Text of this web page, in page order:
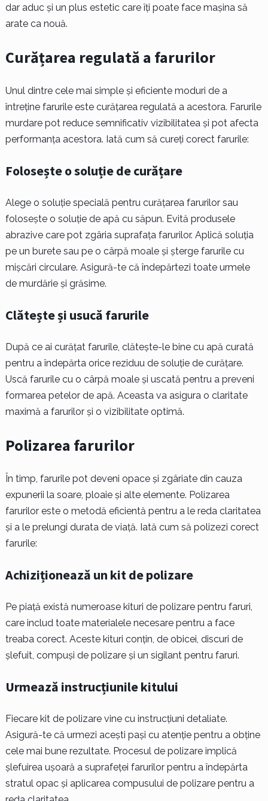
dar aduc și un plus estetic care îți poate face mașina să
arate ca nouă.
Curățarea regulată a farurilor
Unul dintre cele mai simple și eficiente moduri de a
întreține farurile este curățarea regulată a acestora. Farurile
murdare pot reduce semnificativ vizibilitatea și pot afecta
performanța acestora. Iată cum să cureți corect farurile:
Folosește o soluție de curățare
Alege o soluție specială pentru curățarea farurilor sau
folosește o soluție de apă cu săpun. Evită produsele
abrazive care pot zgâria suprafața farurilor. Aplică soluția
pe un burete sau pe o cârpă moale și șterge farurile cu
mișcări circulare. Asigură-te că îndepărtezi toate urmele
de murdărie și grăsime.
Clătește și usucă farurile
După ce ai curățat farurile, clătește-le bine cu apă curată
pentru a îndepărta orice reziduu de soluție de curățare.
Uscă farurile cu o cârpă moale și uscată pentru a preveni
formarea petelor de apă. Aceasta va asigura o claritate
maximă a farurilor și o vizibilitate optimă.
Polizarea farurilor
În timp, farurile pot deveni opace și zgâriate din cauza
expunerii la soare, ploaie și alte elemente. Polizarea
farurilor este o metodă eficientă pentru a le reda claritatea
și a le prelungi durata de viață. Iată cum să polizezi corect
farurile:
Achiziționează un kit de polizare
Pe piață există numeroase kituri de polizare pentru faruri,
care includ toate materialele necesare pentru a face
treaba corect. Aceste kituri conțin, de obicei, discuri de
șlefuit, compuși de polizare și un sigilant pentru faruri.
Urmează instrucțiunile kitului
Fiecare kit de polizare vine cu instrucțiuni detaliate.
Asigură-te că urmezi acești pași cu atenție pentru a obține
cele mai bune rezultate. Procesul de polizare implică
șlefuirea ușoară a suprafeței farurilor pentru a îndepărta
stratul opac și aplicarea compusului de polizare pentru a